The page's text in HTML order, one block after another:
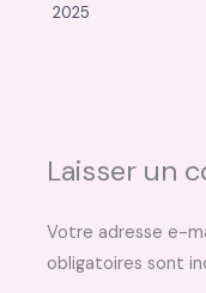
2025
Laisser un
Votre adresse e-
obligatoires sont